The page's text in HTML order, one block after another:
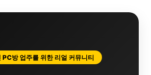
PC방 업주를 위한 리얼 커뮤니티